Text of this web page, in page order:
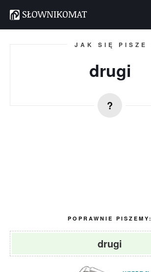
JAK SIĘ PISZE
drugi
POPRAWNIE PISZEMY:
drugi